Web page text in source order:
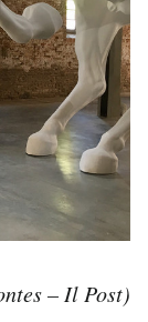
– Il Post)